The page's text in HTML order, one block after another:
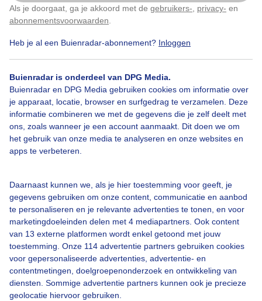
Als je doorgaat, ga je akkoord met de gebruikers- privacy- en
abonnementsvoorwaarden
Heb je al een Buienradar-abonnement? Inloggen
Buienradar is onderdeel van DPG Media.
Buienradar en DPG Media gebruiken cookies om informatie over
je apparaat, locatie, browser en surfgedrag te verzamelen. Deze
informatie combineren we met de gegevens die je zelf deelt met
ons, zoals wanneer je een account aanmaakt. Dit doen we om
het gebruik van onze media te analyseren en onze websites en
apps te verbeteren.
Daarnaast kunnen we, als je hier toestemming voor geeft, je
gegevens gebruiken om onze content, communicatie en aanbod
te personaliseren en je relevante advertenties te tonen, en voor
marketingdoeleinden delen met 4 mediapartners. Ook content
van 13 externe platformen wordt enkel getoond met jouw
toestemming. Onze 114 advertentie partners gebruiken cookies
voor gepersonaliseerde advertenties, advertentie- en
contentmetingen, doelgroepenonderzoek en ontwikkeling van
diensten. Sommige advertentie partners kunnen ook je precieze
geolocatie hiervoor gebruiken.
Zonsopkomst
Bekijk slideshow
Over Buienradar
Bedrijfsgegevens
Klik hierom dit aan te passen